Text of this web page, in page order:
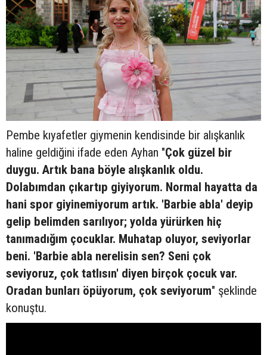
Pembe kıyafetler giymenin kendisinde bir alışkanlık
haline geldiğini ifade eden Ayhan "Çok güzel bir
duygu. Artık bana böyle alışkanlık oldu.
Dolabımdan çıkartıp giyiyorum. Normal hayatta da
hani spor giyinemiyorum artık. 'Barbie abla' deyip
gelip belimden sarılıyor; yolda yürürken hiç
tanımadığım çocuklar. Muhatap oluyor, seviyorlar
beni. 'Barbie abla nerelisin sen? Seni çok
seviyoruz, çok tatlısın' diyen birçok çocuk var.
Oradan bunları öpüyorum, çok seviyorum" şeklinde
konuştu.